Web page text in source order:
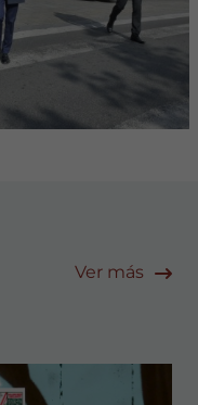
Ver más